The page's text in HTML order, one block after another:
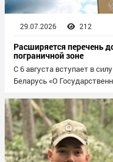
29.07.2026 212
Расширяется перечень
пограничной зоне
С 6 августа вступает в
Беларусь «О